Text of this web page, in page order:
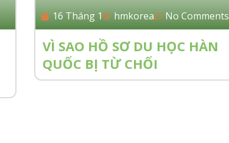
16 Tháng 1 hmkorea No Comments
VÌ SAO HỒ SƠ DU HỌC HÀN
QUỐC BỊ TỪ CHỐI